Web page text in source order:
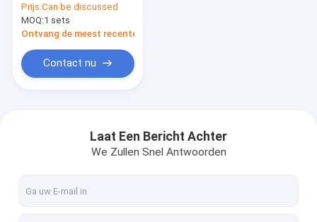
Coördineren van meetmachines
Projectoren met optisch profiel
universele het testen machines
objectief
Prijs:Can be discussed
MOQ:1 sets
Ontvang de meest recente Prijs
Contact nu
Laat Een Bericht Achter
We Zullen Snel Antwoorden